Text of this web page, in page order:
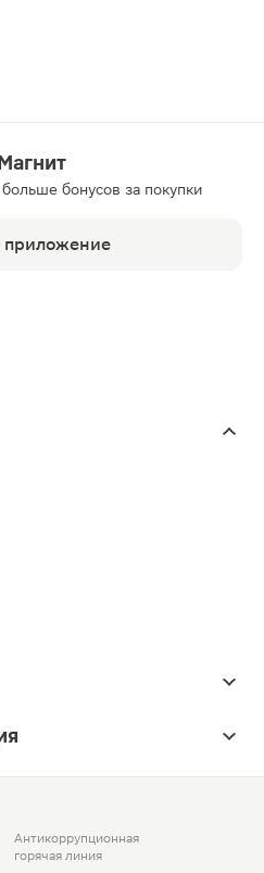
бонусов за покупки
приложение
Антикоррупционная
горячая линия